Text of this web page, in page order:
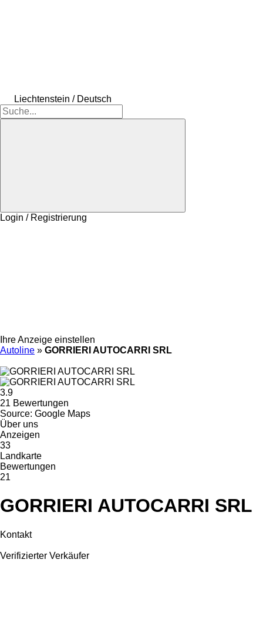
Liechtenstein / Deutsch
Login / Registrierung
Ihre Anzeige einstellen
Autoline » GORRIERI AUTOCARRI SRL
3.9
21 Bewertungen
Source: Google Maps
Über uns
Anzeigen
33
Landkarte
Bewertungen
21
GORRIERI AUTOCARRI SRL
Kontakt
Verifizierter Verkäufer